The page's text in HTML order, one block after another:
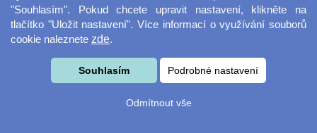
Dekorační látka
Šňůrka na klíče s
"Souhlasím". Pokud chcete upravit nastavení, klikněte na
tlačítko "Uložit nastavení". Více informací o využívání souborů
cookie naleznete zde.
Souhlasím Podrobné nastavení
Odmítnout vše